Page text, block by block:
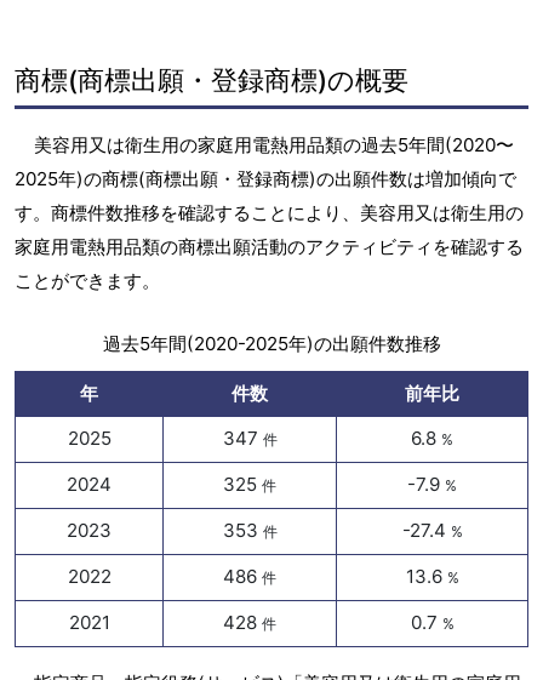
商標(商標出願・登録商標)の概要
美容用又は衛生用の家庭用電熱用品類の過去5年間(2020〜
2025年)の商標(商標出願・登録商標)の出願件数は増加傾向で
す。商標件数推移を確認することにより、美容用又は衛生用の
家庭用電熱用品類の商標出願活動のアクティビティを確認する
ことができます。
過去5年間(2020-2025年)の出願件数推移
年 件数
前年比
2025
347 件 6.8 %
2024 325 件 -7.9 %
2023 353 件 -27.4 %
2022 486 件 13.6 %
2021 428 件 0.7 %